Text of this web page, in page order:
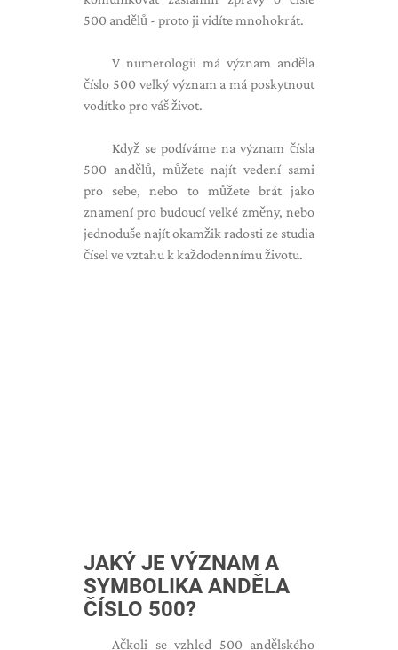
500 andělů - proto ji vidíte mnohokrát.
V numerologii má význam anděla
číslo 500 velký význam a má poskytnout
vodítko pro váš život.
Když se podíváme na význam čísla
500 andělů, můžete najít vedení sami
pro sebe, nebo to můžete brát jako
znamení pro budoucí velké změny, nebo
jednoduše najít okamžik radosti ze studia
čísel ve vztahu k každodennímu životu.
JAKÝ JE VÝZNAM A
SYMBOLIKA ANDĚLA
ČÍSLO 500?
Ačkoli se vzhled 500 andělského